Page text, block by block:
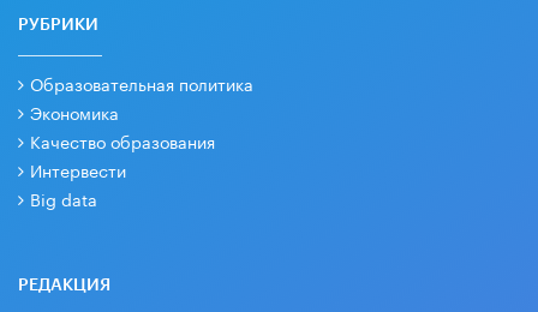
РУБРИКИ
Образовательная политика
Экономика
Качество образования
Интервести
Big data
РЕДАКЦИЯ